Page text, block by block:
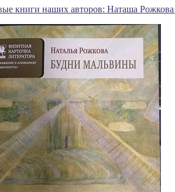
книги наших авторов: Наташа